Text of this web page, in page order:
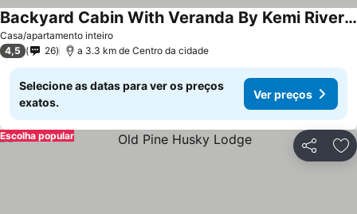
Casa/apartamento inteiro
Backyard Cabin With Veranda By Kemi River In Keminmaa
4,5 26 a 3.3 km de Centro da cidade
Selecione as datas para ver os preços
exatos.
Ver preços
Partilhar
Escolha popular